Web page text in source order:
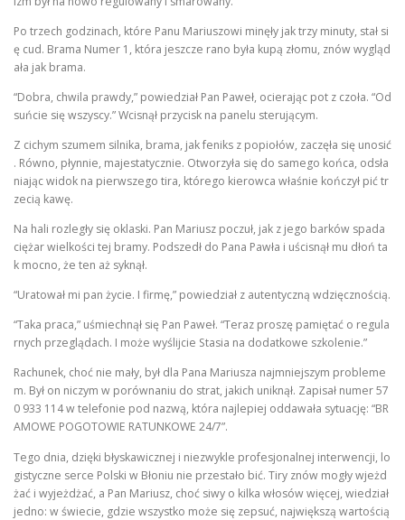
Po trzech godzinach, które Panu Mariuszowi minęły jak trzy minuty, stał si
ę cud. Brama Numer 1, która jeszcze rano była kupą złomu, znów wygląd
ała jak brama.
“Dobra, chwila prawdy,” powiedział Pan Paweł, ocierając pot z czoła. “Od
suńcie się wszyscy.” Wcisnął przycisk na panelu sterującym.
Z cichym szumem silnika, brama, jak feniks z popiołów, zaczęła się unosić
. Równo, płynnie, majestatycznie. Otworzyła się do samego końca, odsła
niając widok na pierwszego tira, którego kierowca właśnie kończył pić tr
zecią kawę.
Na hali rozległy się oklaski. Pan Mariusz poczuł, jak z jego barków spada
ciężar wielkości tej bramy. Podszedł do Pana Pawła i uścisnął mu dłoń ta
k mocno, że ten aż syknął.
“Uratował mi pan życie. I firmę,” powiedział z autentyczną wdzięcznością.
“Taka praca,” uśmiechnął się Pan Paweł. “Teraz proszę pamiętać o regula
rnych przeglądach. I może wyślijcie Stasia na dodatkowe szkolenie.”
Rachunek, choć nie mały, był dla Pana Mariusza najmniejszym probleme
m. Był on niczym w porównaniu do strat, jakich uniknął. Zapisał numer 57
0 933 114 w telefonie pod nazwą, która najlepiej oddawała sytuację: “BR
AMOWE POGOTOWIE RATUNKOWE 24/7”.
Tego dnia, dzięki błyskawicznej i niezwykle profesjonalnej interwencji, lo
gistyczne serce Polski w Błoniu nie przestało bić. Tiry znów mogły wjeżd
żać i wyjeżdżać, a Pan Mariusz, choć siwy o kilka włosów więcej, wiedział
jedno: w świecie, gdzie wszystko może się zepsuć, największą wartością